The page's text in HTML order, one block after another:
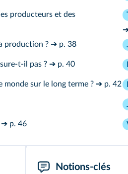
producteurs et des
production ? ➔ p. 38
t-il pas ? ➔ p. 40
monde sur le long terme ? ➔ p. 42
➔ p. 46
Notions-clés